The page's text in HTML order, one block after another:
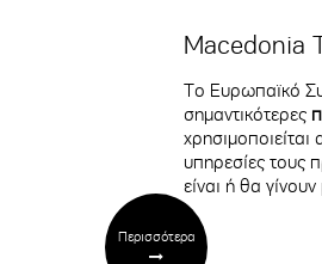
Macedonia
Το Ευρωπαϊκό
σημαντικότερες
χρησιμοποιείται
υπηρεσίες τους
είναι ή θα
Περισσότερα